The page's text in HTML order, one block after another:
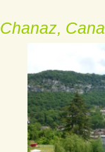
Chanaz,